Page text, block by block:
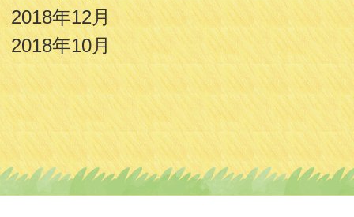
2018年12月
2018年10月